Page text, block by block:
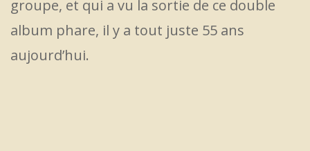
groupe, et qui a vu la sortie de ce double
album phare, il y a tout juste 55 ans
aujourd’hui.